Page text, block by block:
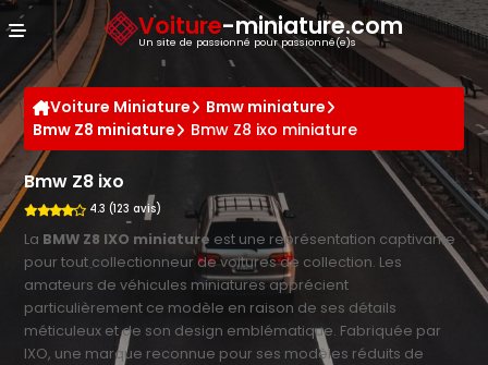
Voiture-miniature.com
Un site de passionné pour passionné(e)s
Voiture Miniature
Bmw miniature
Bmw Z8 miniature
Bmw Z8 ixo miniature
Bmw Z8 ixo
4.3 (123 avis)
La BMW Z8 IXO miniature est une représentation captivante
pour tout collectionneur de voitures de collection. Les
amateurs de véhicules miniatures apprécient
particulièrement ce modèle en raison de ses détails
méticuleux et de son design emblématique. Fabriquée par
IXO, une marque reconnue pour ses modèles réduits de
Panneau de gestion des cookies